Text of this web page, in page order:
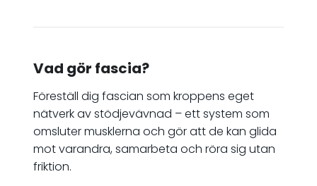
Vad gör fascia?
Föreställ dig fascian som kroppens eget
nätverk av stödjevävnad – ett system som
omsluter musklerna och gör att de kan glida
mot varandra, samarbeta och röra sig utan
friktion.